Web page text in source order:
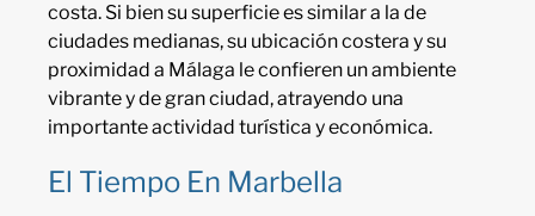
costa. Si bien su superficie es similar a la de
ciudades medianas, su ubicación costera y su
proximidad a Málaga le confieren un ambiente
vibrante y de gran ciudad, atrayendo una
importante actividad turística y económica.
El Tiempo En Marbella